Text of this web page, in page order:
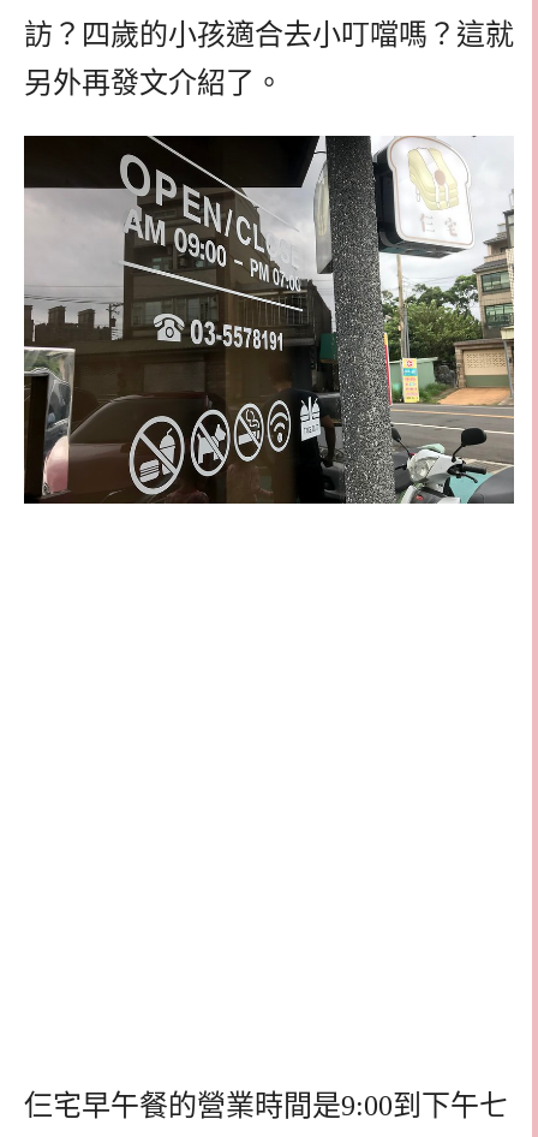
訪？四歲的小孩適合去小叮噹嗎？這就
另外再發文介紹了。
仨宅早午餐的營業時間是9:00到下午七